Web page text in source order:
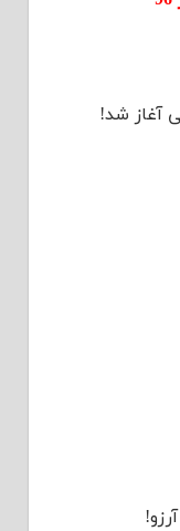
آغاز شد!